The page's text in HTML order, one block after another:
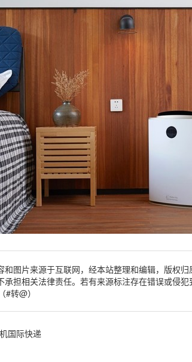
和图片来源于互联网，经本站整理和编辑，版权
承担相关法律责任。若有来源标注存在错误或侵
转@）
国际快递